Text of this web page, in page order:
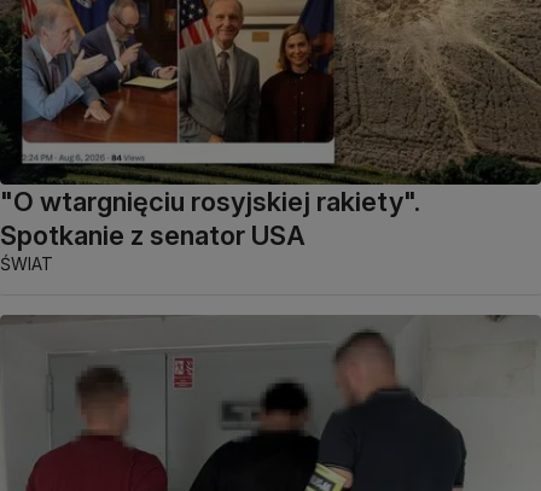
"O wtargnięciu rosyjskiej rakiety".
Spotkanie z senator USA
ŚWIAT